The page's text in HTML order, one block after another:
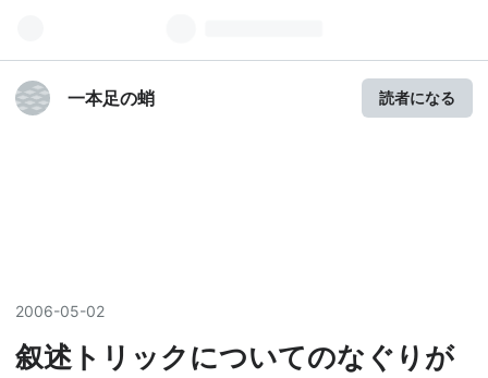
一本足の蛸 読者になる
2006-05-02
叙述トリックについてのなぐりが